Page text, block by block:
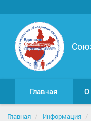
Главная О
Главная Информация